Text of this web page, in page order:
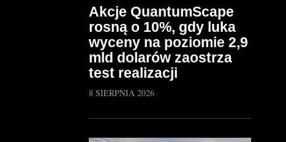
Akcje QuantumScape
rosną o 10%, gdy luka
wyceny na poziomie 2,9
mld dolarów zaostrza
test realizacji
8 SIERPNIA 2026